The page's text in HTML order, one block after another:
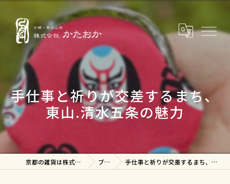
手仕事と祈りが交差するまち、
東山.清水五条の魅力
京都の雑貨は株式会社かたおか ブログ 手仕事と祈りが交差するまち、東山.清水五条の魅力